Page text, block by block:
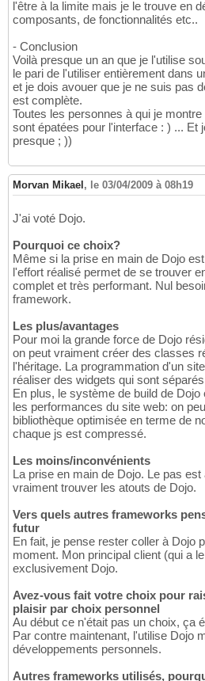
l'être à la limite mais je le trouve en
composants, de fonctionnalités etc..
- Conclusion
Voilà presque un an que je l'utilise
le pari de l'utiliser entièrement dans
et je dois avouer que je ne suis pas
est complète.
Toutes les personnes à qui je
sont épatées pour l'interface : ) ... Et
presque ; ))
Morvan Mikael , le 03/04/2009 à 08h19
J'ai voté Dojo.
Pourquoi ce choix?
Même si la prise en main de Dojo
l'effort réalisé permet de se trouver
complet et très performant. Nul
framework.
Les plus/avantages
Pour moi la grande force de Dojo
on peut vraiment créer des classes
l'héritage. La programmation d'un
réaliser des widgets qui sont
En plus, le système de build de
les performances du site web: on
bibliothèque optimisée en terme de
chaque js est compressé.
Les moins/inconvénients
La prise en main de Dojo. Le pas
vraiment trouver les atouts de Dojo.
Vers quels autres frameworks
futur
En fait, je pense rester coller à Dojo
moment. Mon principal client (qui a
exclusivement Dojo.
Avez-vous fait votre choix pour
plaisir par choix personnel
Au début ce n'était pas un choix, ça
Par contre maintenant, l'utilise Dojo
développements personnels.
Autres frameworks utilisés,